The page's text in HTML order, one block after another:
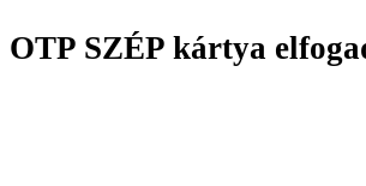
OTP SZÉP kártya